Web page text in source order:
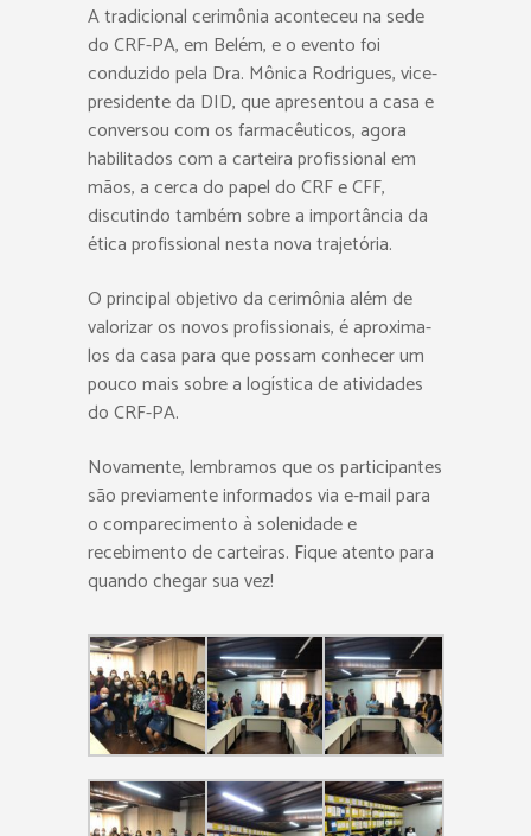
A tradicional cerimônia aconteceu na sede
do CRF-PA, em Belém, e o evento foi
conduzido pela Dra. Mônica Rodrigues, vice-
presidente da DID, que apresentou a casa e
conversou com os farmacêuticos, agora
habilitados com a carteira profissional em
mãos, a cerca do papel do CRF e CFF,
discutindo também sobre a importância da
ética profissional nesta nova trajetória.
O principal objetivo da cerimônia além de
valorizar os novos profissionais, é aproxima-
los da casa para que possam conhecer um
pouco mais sobre a logística de atividades
do CRF-PA.
Novamente, lembramos que os participantes
são previamente informados via e-mail para
o comparecimento à solenidade e
recebimento de carteiras. Fique atento para
quando chegar sua vez!